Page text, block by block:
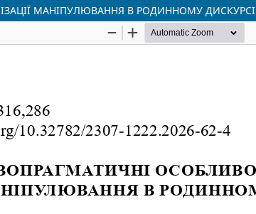
МАНІПУЛЮВАННЯ В РОДИННОМУ ДИСКУРСІ